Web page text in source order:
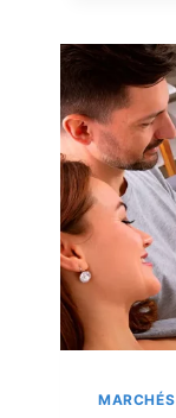
MARCHÉS